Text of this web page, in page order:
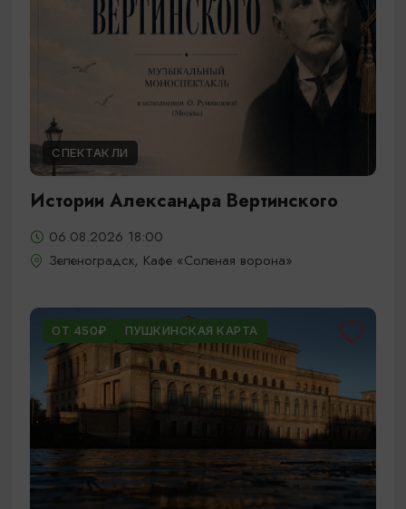
СПЕКТАКЛИ
Истории Александра Вертинского
06.08.2026 18:00
Зеленоградск, Кафе «Соленая ворона»
ОТ 450₽ ПУШКИНСКАЯ КАРТА